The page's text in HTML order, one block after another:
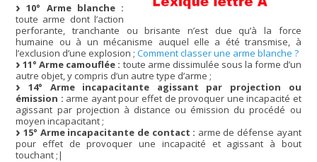
10° Arme blanche :
toute arme dont l’action
perforante, tranchante ou brisante n’est due qu’à la force
humaine ou à un mécanisme auquel elle a été transmise, à
l’exclusion d’une explosion ;Comment classer une arme blanche ?
11° Arme camouflée : toute arme dissimulée sous la forme d’un
autre objet, y compris d’un autre type d’arme ;
14° Arme incapacitante agissant par projection ou
émission : arme ayant pour effet de provoquer une incapacité et
agissant par projection à distance ou émission du procédé ou
moyen incapacitant ;
15° Arme incapacitante de contact : arme de défense ayant
pour effet de provoquer une incapacité et agissant à bout
touchant ;|